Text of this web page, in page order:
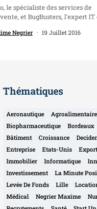
le spécialiste des services de
et BugBusters, l’expert IT
Negrier 19 Juillet 2016
Thématiques
Aeronautique Agroalimentaire
Biopharmaceutique
Bordeaux
Bâtiment
Croissance
Entreprise
Etats-Unis Export
Immobilier
Informatique
Investissement
La Minute
Levée De Fonds
Lille
Médical
Negrier Maxime